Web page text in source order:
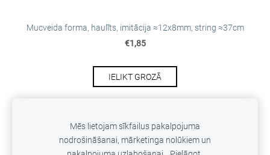
Mucveida forma, haulīts, imitācija ≈12х8mm, string ≈37cm
€1,85
IELIKT GROZĀ
SĪKDATNES
Mēs lietojam sīkfailus pakalpojuma
nodrošināšanai, mārketinga nolūkiem un